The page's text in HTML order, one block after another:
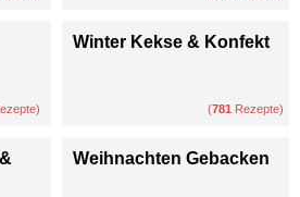
Winter Kekse & Konfekt
(781 Rezepte)
Weihnachten Gebacken